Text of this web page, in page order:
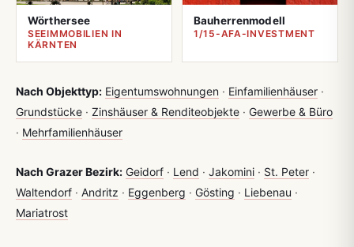
Wörthersee
SEEIMMOBILIEN IN
KÄRNTEN
Bauherrenmodell
1/15-AFA-INVESTMENT
Nach Objekttyp: Eigentumswohnungen · Einfamilienhäuser ·
Grundstücke · Zinshäuser & Renditeobjekte · Gewerbe & Büro
· Mehrfamilienhäuser
Nach Grazer Bezirk: Geidorf · Lend · Jakomini · St. Peter ·
Waltendorf · Andritz · Eggenberg · Gösting · Liebenau ·
Mariatrost